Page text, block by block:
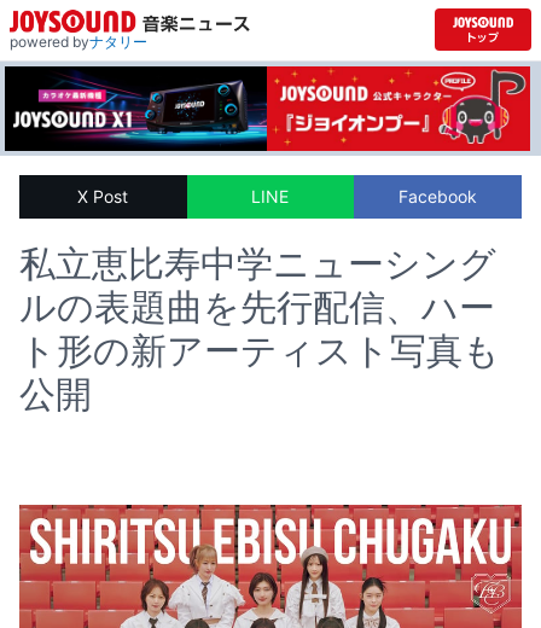
powered byナタリー
X Post LINE Facebook
私立恵比寿中学ニューシング
ルの表題曲を先行配信、ハー
ト形の新アーティスト写真も
公開